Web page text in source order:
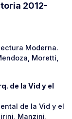
2012-
Moderna.
Moretti,
de la Vid y el
de la Vid y el
Manzini,